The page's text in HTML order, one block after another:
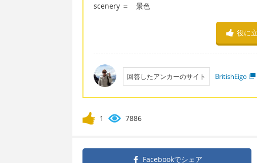
scenery ＝ 景色
役に
回答したアンカーのサイト BritishEigo
1 7886
Facebookでシェア